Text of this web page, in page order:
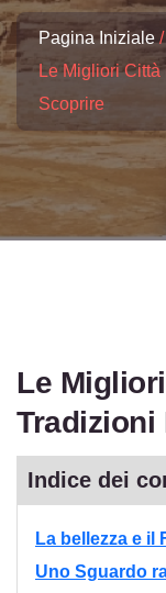
Pagina Iniziale
Le Migliori Città
Scoprire
Le
Tradizioni
Indice dei
La bellezza e il
Uno Sguardo